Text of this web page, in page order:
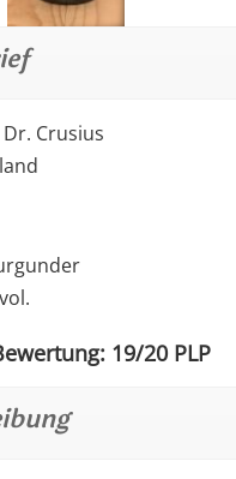
Crusius
19/20 PLP